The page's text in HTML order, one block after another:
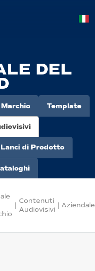
DEL
Template
Lanci di Prodotto
|
Contenuti
Audiovisivi
| Aziendale